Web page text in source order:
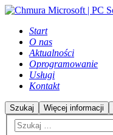
Start
O nas
Aktualności
Oprogramowanie
Usługi
Kontakt
Szukaj Więcej informacji